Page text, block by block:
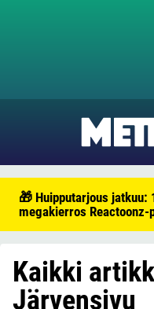
🎁 Huipputarjous jatkuu:
megakierros
Kaikki
Järvensivu